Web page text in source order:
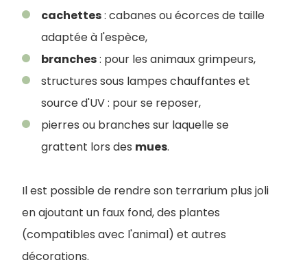
cachettes: cabanes ou écorces de taille
adaptée à l'espèce,
branches: pour les animaux grimpeurs,
structures sous lampes chauffantes et
source d'UV : pour se reposer,
pierres ou branches sur laquelle se
grattent lors des mues.
Il est possible de rendre son terrarium plus joli
en ajoutant un faux fond, des plantes
(compatibles avec l'animal) et autres
décorations.